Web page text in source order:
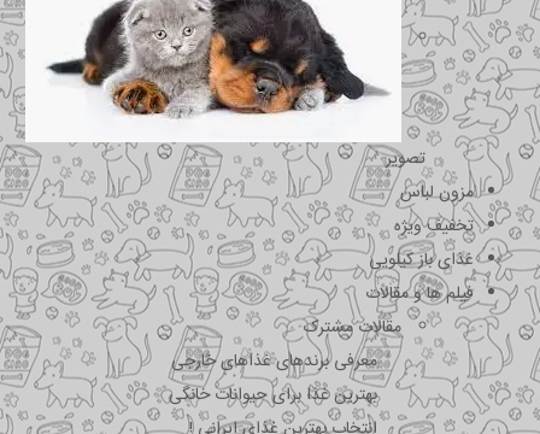
تصویر
مزون لباس
تخفیف ویژه
غذای باز کیلویی
فیلم ها و مقالات
مقالات مشترک
معرفی برندهای غذاهای خارجی
بهترین غذا برای حیوانات خانگی